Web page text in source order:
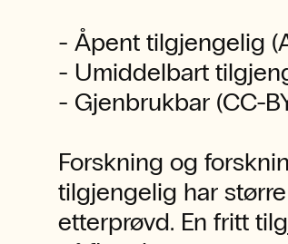
- Åpent tilgjengelig
- Umiddelbart
- Gjenbrukbar (CC-
Forskning og
tilgjengelig har
etterprøvd. En fritt